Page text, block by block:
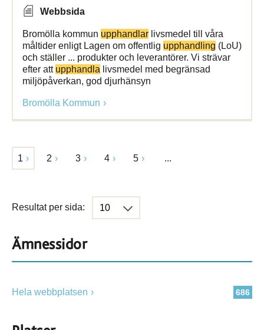
Webbsida
Bromölla kommun upphandlar livsmedel till våra
måltider enligt Lagen om offentlig upphandling (LoU)
och ställer ... produkter och leverantörer. Vi strävar
efter att upphandla livsmedel med begränsad
miljöpåverkan, god djurhänsyn
Bromölla Kommun
1 2 3 4 5 ...
Resultat per sida:
Ämnessidor
686
Hela webbplatsen